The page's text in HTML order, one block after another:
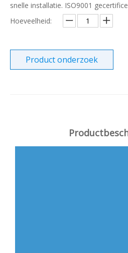
snelle installatie. ISO9001
Hoeveelheid:
Product onderzoek